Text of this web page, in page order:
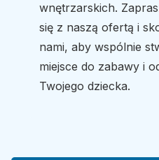
wnętrzarskich.
się z naszą ofertą i
nami, aby wspólnie
miejsce do zabawy i
Twojego dziecka.